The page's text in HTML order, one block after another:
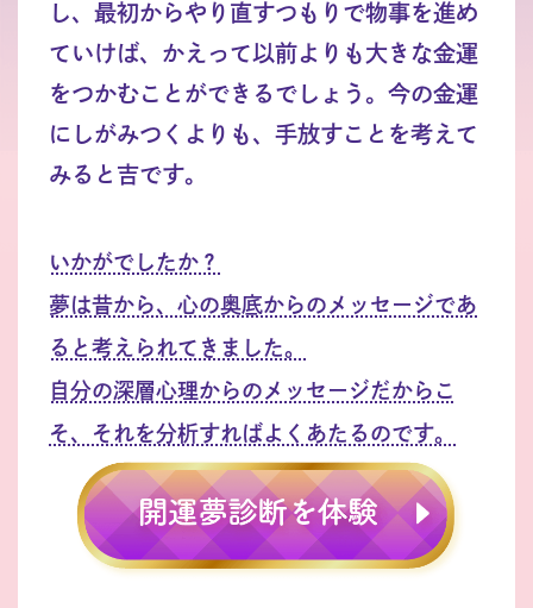
し、最初からやり直すつもりで物事を進め
ていけば、かえって以前よりも大きな金運
をつかむことができるでしょう。今の金運
にしがみつくよりも、手放すことを考えて
みると吉です。
いかがでしたか？
夢は昔から、心の奥底からのメッセージであ
ると考えられてきました。
自分の深層心理からのメッセージだからこ
そ、それを分析すればよくあたるのです。